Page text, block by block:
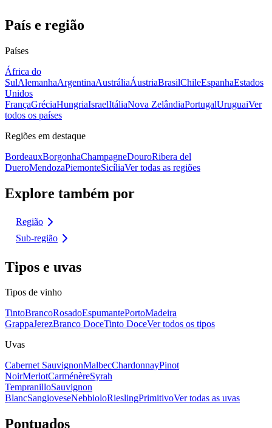
País e região
Países
África do
SulAlemanhaArgentinaAustráliaÁustriaBrasilChileEspanhaEstados
Unidos
FrançaGréciaHungriaIsraelItáliaNova ZelândiaPortugalUruguaiVer
todos os países
Regiões em destaque
BordeauxBorgonhaChampagneDouroRibera del
DueroMendozaPiemonteSicíliaVer todas as regiões
Explore também por
Região
Sub-região
Tipos e uvas
Tipos de vinho
TintoBrancoRosadoEspumantePortoMadeira
GrappaJerezBranco DoceTinto DoceVer todos os tipos
Uvas
Cabernet SauvignonMalbecChardonnayPinot
NoirMerlotCarménèreSyrah
TempranilloSauvignon
BlancSangioveseNebbioloRieslingPrimitivoVer todas as uvas
Pontuados